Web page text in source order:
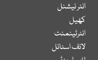
انٹر نیشنل
کھیل
انٹرٹینمنٹ
لائف اسٹائل